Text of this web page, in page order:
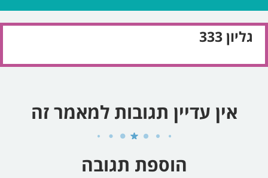
גליון 333
אין עדיין תגובות למאמר זה
הוספת תגובה